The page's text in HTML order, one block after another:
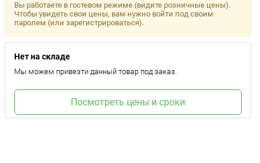
Вы работаете в гостевом режиме (видите розничные цены).
Чтобы увидеть свои цены, вам нужно войти под своим
паролем (или зарегистрироваться).
Нет на складе
Мы можем привезти данный товар под заказ.
Посмотреть цены и сроки